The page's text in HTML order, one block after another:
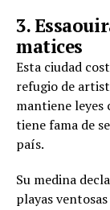
3.
matices
Esta ciudad
refugio de
mantiene leyes
tiene fama de
país.
Su medina
playas